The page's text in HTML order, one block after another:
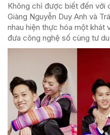
Không chỉ được biết đến với
Giàng Nguyễn Duy Anh và
nhau hiện thực hóa một khát
đưa công nghệ số cùng tư